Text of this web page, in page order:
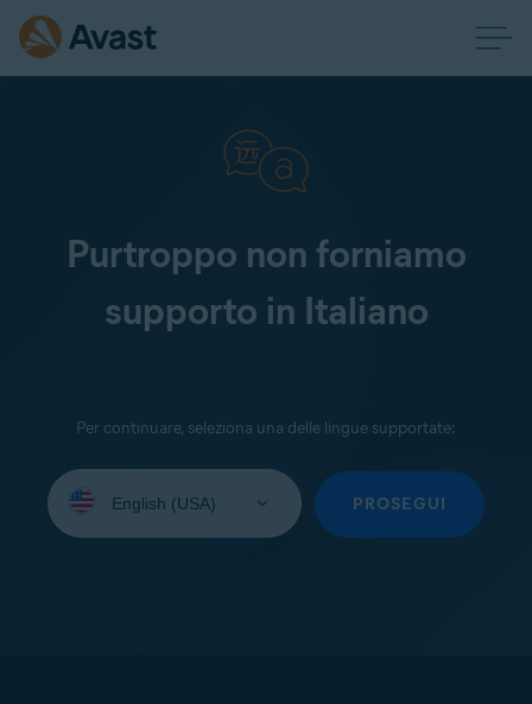
Purtroppo non forniamo
supporto in Italiano
Per continuare, seleziona una delle lingue supportate:
la
PROSEGUI